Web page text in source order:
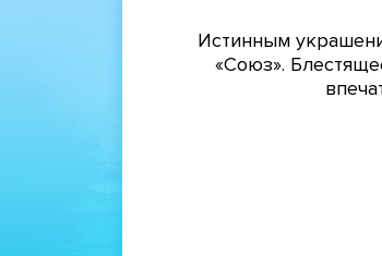
Истинным
«Союз».